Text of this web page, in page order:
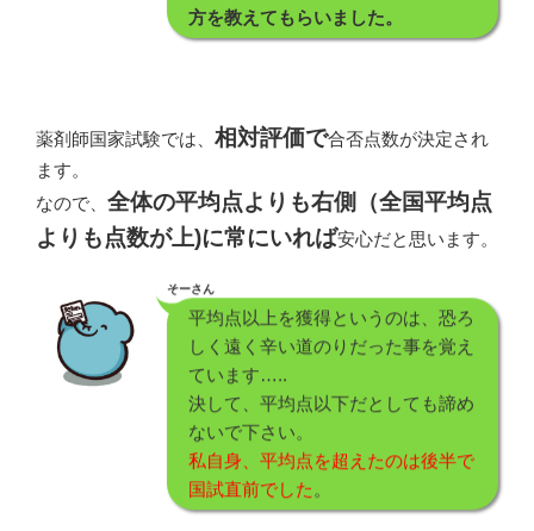
方を教えてもらいました。
薬剤師国家試験では、 相対評価で合否点数が決定され
ます。
なので、 全体の平均点よりも右側（全国平均点
よりも点数が上)に常にいれば安心だと思います。
そーさん
平均点以上を獲得というのは、恐ろ
しく遠く辛い道のりだった事を覚え
ています…..
決して、平均点以下だとしても諦め
ないで下さい。
私自身、平均点を超えたのは後半で
国試直前でした